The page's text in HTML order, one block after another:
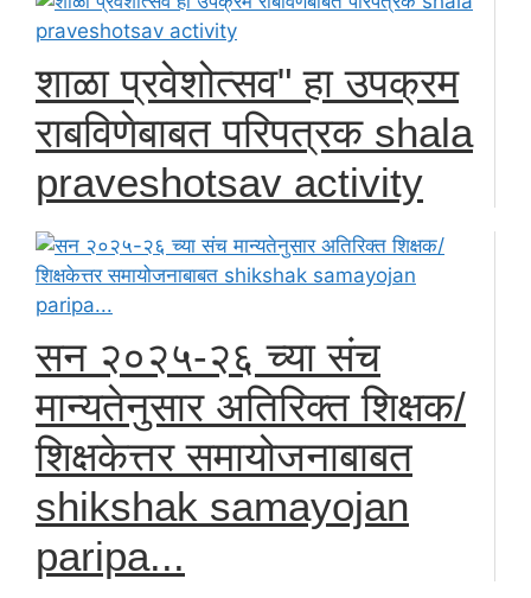
शाळा प्रवेशोत्सव" हा उपक्रम
राबविणेबाबत परिपत्रक shala
praveshotsav activity
सन २०२५-२६ च्या संच
मान्यतेनुसार अतिरिक्त शिक्षक/
शिक्षकेत्तर समायोजनाबाबत
shikshak samayojan
paripa...